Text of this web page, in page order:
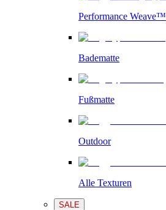
Performance Weave™
Badematte
Fußmatte
Outdoor
Alle Texturen
SALE